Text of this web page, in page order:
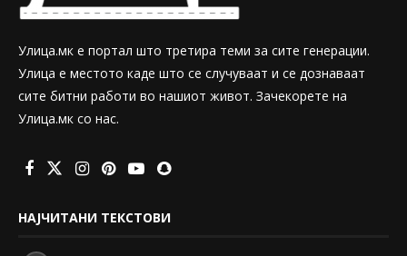
Улица.мк е портал што третира теми за сите генерации.
Улица е местото каде што се случуваат и се дознаваат
сите битни работи во нашиот живот. Зачекорете на
Улица.мк со нас.
НАЈЧИТАНИ ТЕКСТОВИ